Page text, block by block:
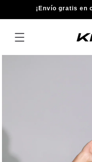
DIRECTAMENTE
AL CONTENIDO
¡Envío gratis en